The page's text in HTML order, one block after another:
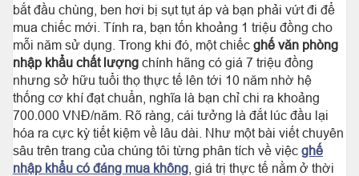
bắt đầu chùng, ben hơi bị sụt tụt áp và bạn phải vứt đi để
mua chiếc mới. Tính ra, bạn tốn khoảng 1 triệu đồng cho
mỗi năm sử dụng. Trong khi đó, một chiếc ghế văn phòng
nhập khẩu chất lượng chính hãng có giá 7 triệu đồng
nhưng sở hữu tuổi thọ thực tế lên tới 10 năm nhờ hệ
thống cơ khí đạt chuẩn, nghĩa là bạn chỉ chi ra khoảng
700.000 VNĐ/năm. Rõ ràng, cái tưởng là đắt lúc đầu lại
hóa ra cực kỳ tiết kiệm về lâu dài. Như một bài viết chuyên
sâu trên trang của chúng tôi từng phân tích về việc ghế
nhập khẩu có đáng mua không , giá trị thực tế nằm ở thời